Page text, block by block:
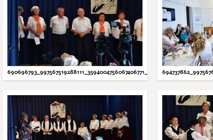
690696793_997567519288111_3594004756067406771_N.JPG